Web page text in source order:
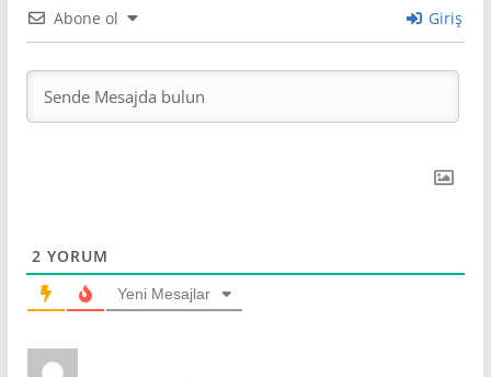
Abone ol Giriş
2 YORUM
Yeni Mesajlar